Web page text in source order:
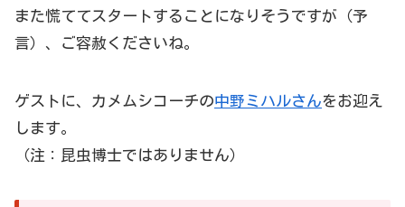
また慌ててスタートすることになりそうですが（予
言）、ご容赦くださいね。
ゲストに、カメムシコーチの中野ミハルさんをお迎え
します。
（注：昆虫博士ではありません）